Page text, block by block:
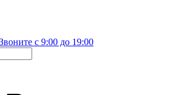
с 9:00 до 19:00